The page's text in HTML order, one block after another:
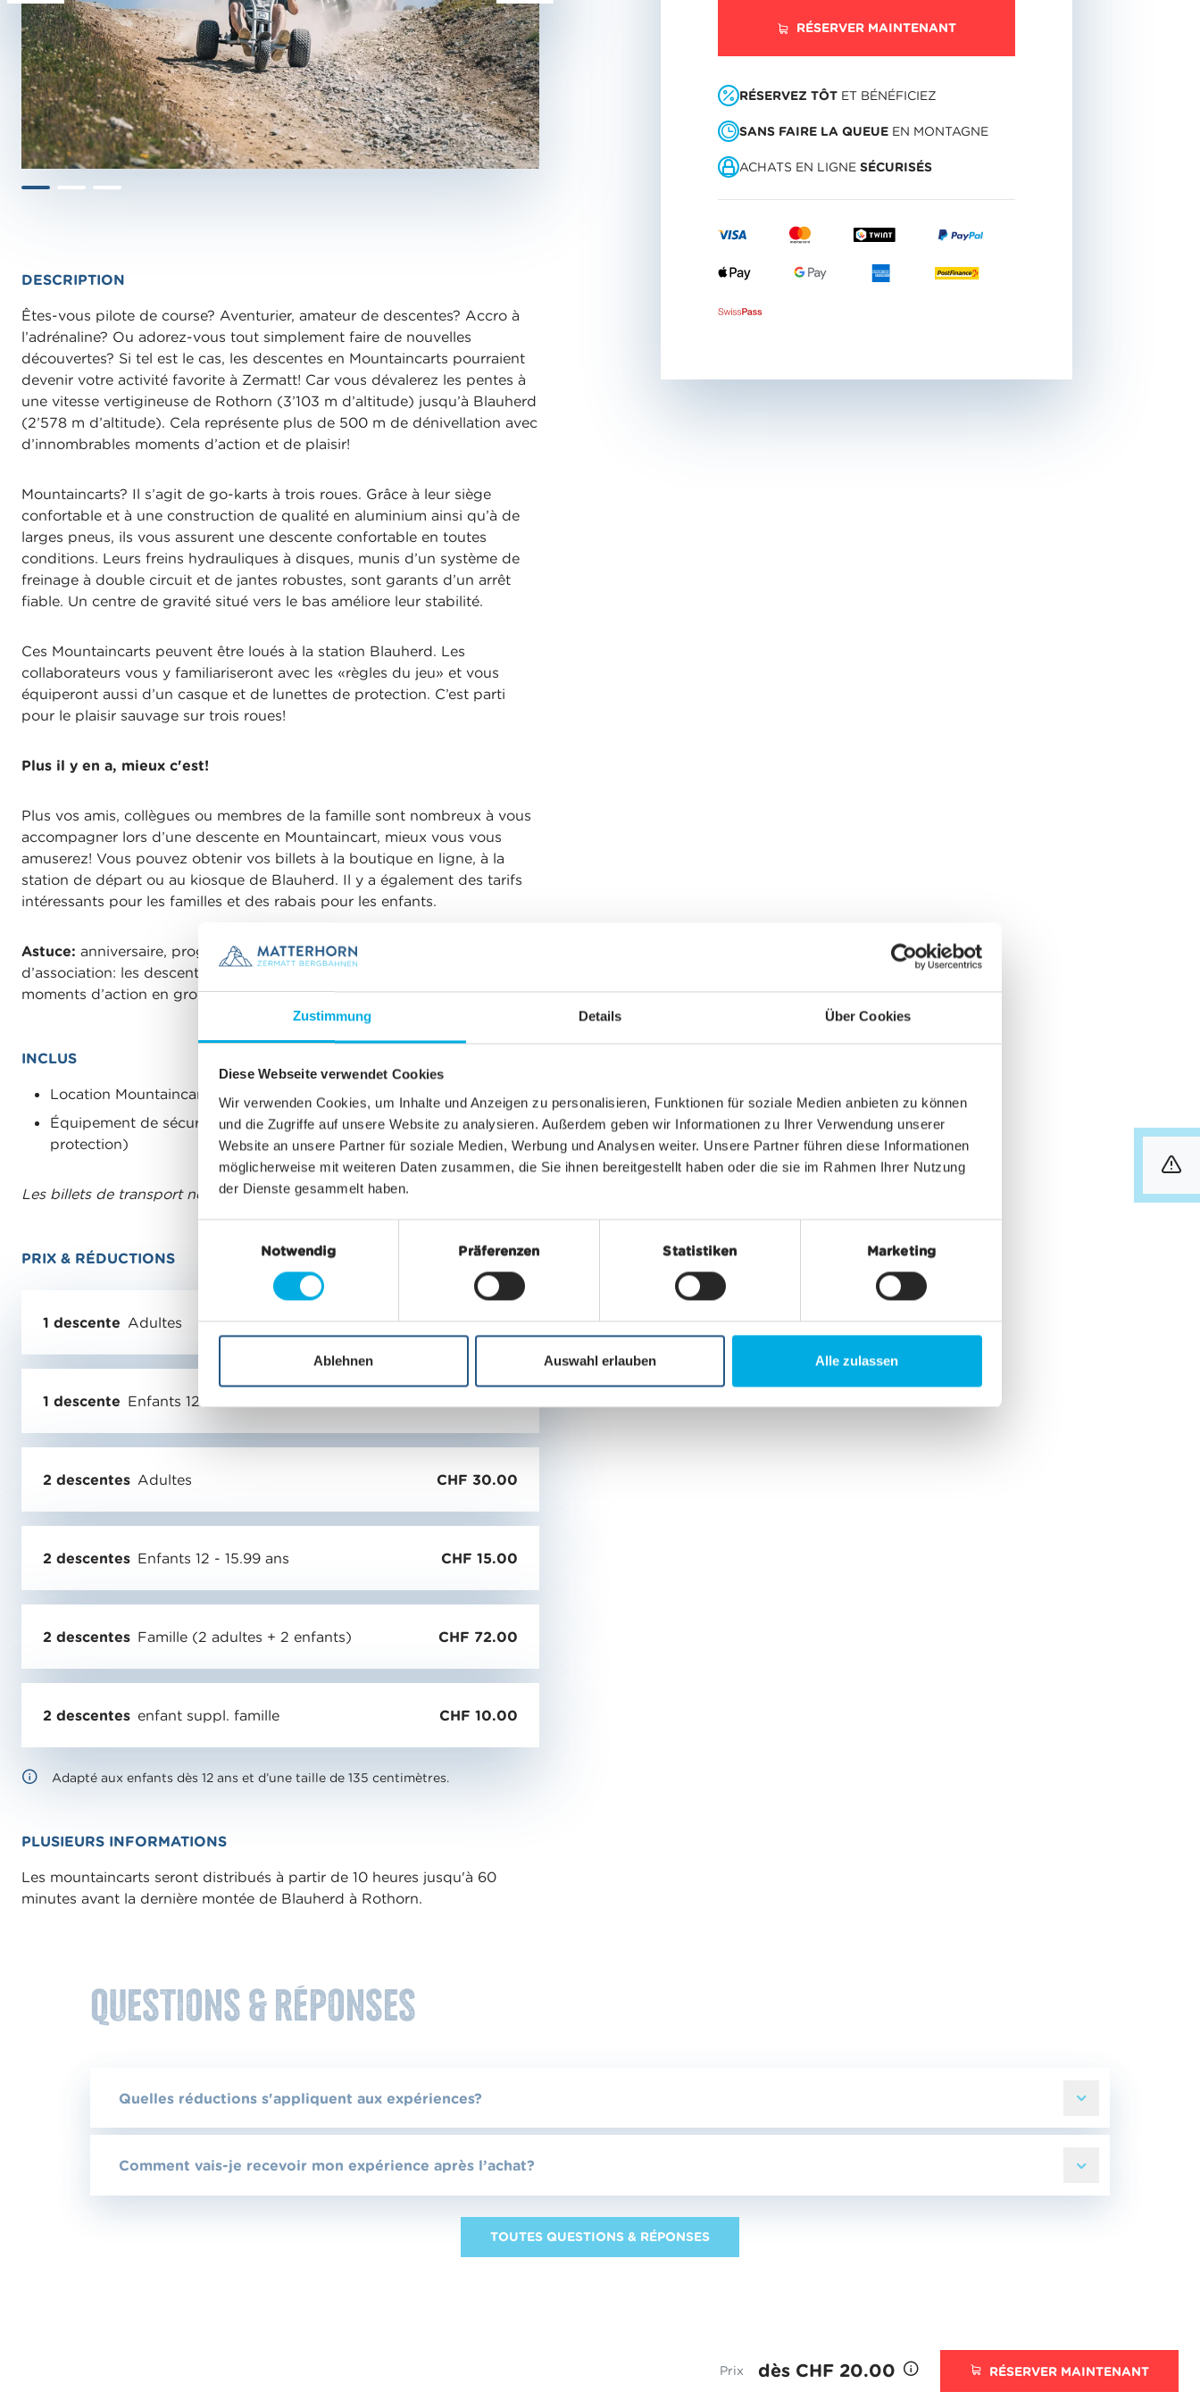
Zustimmung Details Über Cookies
Diese Webseite verwendet Cookies
Wir verwenden Cookies, um Inhalte und Anzeigen zu personalisieren, Funktionen für soziale Medien anbieten zu können
und die Zugriffe auf unsere Website zu analysieren. Außerdem geben wir Informationen zu Ihrer Verwendung unserer
Website an unsere Partner für soziale Medien, Werbung und Analysen weiter. Unsere Partner führen diese Informationen
möglicherweise mit weiteren Daten zusammen, die Sie ihnen bereitgestellt haben oder die sie im Rahmen Ihrer Nutzung
der Dienste gesammelt haben.
l
g
n
a
u
s
a
l
Notwendig Präferenzen Statistiken Marketing
Ablehnen Auswahl erlauben Alle zulassen
RÉSERVER MAINTENANT
RÉSERVEZ TÔTET BÉNÉFICIEZ
SANS FAIRE LA QUEUEEN MONTAGNE
ACHATS EN LIGNE SÉCURISÉS
DESCRIPTION
Êtes-vous pilote de course? Aventurier, amateur de descentes? Accro à
l’adrénaline? Ou adorez-vous tout simplement faire de nouvelles
découvertes? Si tel est le cas, les descentes en Mountaincarts pourraient
devenir votre activité favorite à Zermatt! Car vous dévalerez les pentes à
une vitesse vertigineuse de Rothorn (3’103 m d’altitude) jusqu’à Blauherd
(2’578 m d’altitude). Cela représente plus de 500 m de dénivellation avec
d’innombrables moments d’action et de plaisir!
Mountaincarts? Il s’agit de go-karts à trois roues. Grâce à leur siège
confortable et à une construction de qualité en aluminium ainsi qu’à de
larges pneus, ils vous assurent une descente confortable en toutes
conditions. Leurs freins hydrauliques à disques, munis d’un système de
freinage à double circuit et de jantes robustes, sont garants d’un arrêt
fiable. Un centre de gravité situé vers le bas améliore leur stabilité.
Ces Mountaincarts peuvent être loués à la station Blauherd. Les
collaborateurs vous y familiariseront avec les «règles du jeu» et vous
équiperont aussi d’un casque et de lunettes de protection. C’est parti
pour le plaisir sauvage sur trois roues!
Plus il y en a, mieux c'est!
Plus vos amis, collègues ou membres de la famille sont nombreux à vous
accompagner lors d’une descente en Mountaincart, mieux vous vous
amuserez! Vous pouvez obtenir vos billets à la boutique en ligne, à la
station de départ ou au kiosque de Blauherd. Il y a également des tarifs
intéressants pour les familles et des rabais pour les enfants.
Astuce: anniversaire, programme de motivation ou excursion
d’association: les descentes en Mountaincart sont idéales pour vivre des
moments d’action en groupe!
INCLUS
Location Mountaincart
Équipement de sécurité correspondant (casque et lunettes de
protection)
Les billets de transport ne sont pas compris.
PRIX & RÉDUCTIONS
1 descente Adultes CHF 20.00
1 descente Enfants 12 - 15.99 ans
2 descentes Adultes CHF 30.00
2 descentes Enfants 12 - 15.99 ans CHF 15.00
2 descentes Famille (2 adultes + 2 enfants) CHF 72.00
2 descentes enfant suppl. famille CHF 10.00
Adapté aux enfants dès 12 ans et d’une taille de 135 centimètres.
PLUSIEURS INFORMATIONS
Les mountaincarts seront distribués à partir de 10 heures jusqu'à 60
minutes avant la dernière montée de Blauherd à Rothorn.
Questions & réponses
Quelles réductions s'appliquent aux expériences?
Comment vais-je recevoir mon expérience après l’achat?
TOUTES QUESTIONS & RÉPONSES
Prix dès CHF 20.00 RÉSERVER MAINTENANT